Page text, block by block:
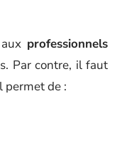
professionnels
Par contre, il faut
permet de :